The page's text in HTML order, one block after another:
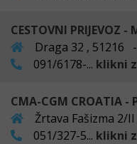
CESTOVNI PRIJEVOZ -
Draga 32 , 51216
091/6178-... klikni
CMA-CGM CROATIA -
Žrtava Fašizma
051/327-5... klikni